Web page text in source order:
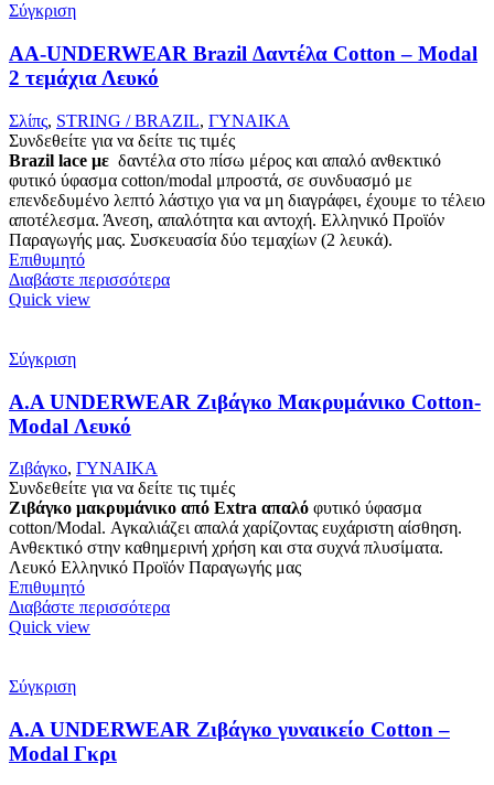
Σύγκριση
AA-UNDERWEAR Brazil Δαντέλα Cotton – Modal
2 τεμάχια Λευκό
Σλίπς, STRING / BRAZIL, ΓΥΝΑΙΚΑ
Συνδεθείτε για να δείτε τις τιμές
Brazil lace με δαντέλα στο πίσω μέρος και απαλό ανθεκτικό
φυτικό ύφασμα cotton/modal μπροστά, σε συνδυασμό με
επενδεδυμένο λεπτό λάστιχο για να μη διαγράφει, έχουμε το τέλειο
αποτέλεσμα. Άνεση, απαλότητα και αντοχή. Ελληνικό Προϊόν
Παραγωγής μας. Συσκευασία δύο τεμαχίων (2 λευκά).
Επιθυμητό
Διαβάστε περισσότερα
Quick view
Σύγκριση
Α.A UNDERWEAR Ζιβάγκο Μακρυμάνικο Cotton-
Modal Λευκό
Ζιβάγκο, ΓΥΝΑΙΚΑ
Συνδεθείτε για να δείτε τις τιμές
Ζιβάγκο μακρυμάνικο από Extra απαλό φυτικό ύφασμα
cotton/Modal. Αγκαλιάζει απαλά χαρίζοντας ευχάριστη αίσθηση.
Ανθεκτικό στην καθημερινή χρήση και στα συχνά πλυσίματα.
Λευκό Ελληνικό Προϊόν Παραγωγής μας
Επιθυμητό
Διαβάστε περισσότερα
Quick view
Σύγκριση
Α.A UNDERWEAR Ζιβάγκο γυναικείο Cotton –
Modal Γκρι